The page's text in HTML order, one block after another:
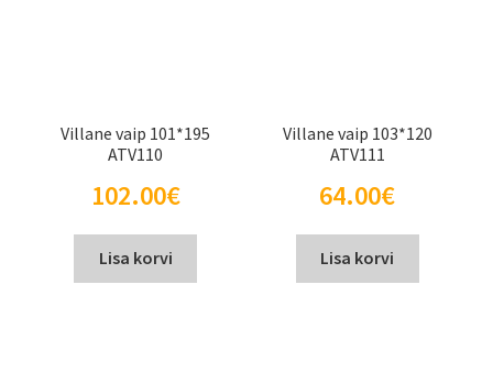
Villane vaip 101*195
ATV110
102.00€
Lisa korvi
Villane vaip 103*120
ATV111
64.00€
Lisa korvi